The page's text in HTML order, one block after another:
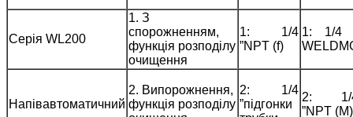
Серія WL200
1. З
спорожненням,
функція розподілу
очищення
1: 1/4
”NPT (f)
1: 1/4
Напівавтоматичний
2. Випорожнення,
функція розподілу
2: 1/4
”підгонки
2: 1/
”NPT (M)